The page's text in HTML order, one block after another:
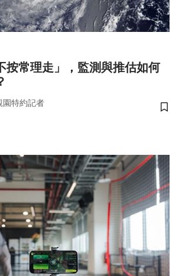
按常理走」，監測與推估如何
園特約記者
儲